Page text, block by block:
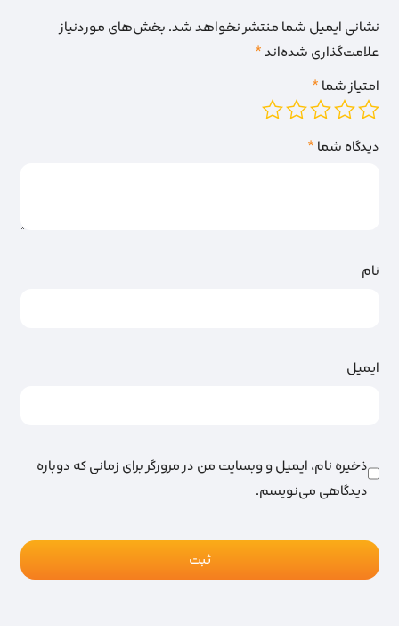
نشانی ایمیل شما منتشر نخواهد شد.بخش‌های موردنیاز
علامت‌گذاری شده‌اند*
امتیاز شما*
دیدگاه شما*
نام
ایمیل
ذخیره نام، ایمیل و وبسایت من در مرورگر برای زمانی که دوباره
دیدگاهی می‌نویسم.